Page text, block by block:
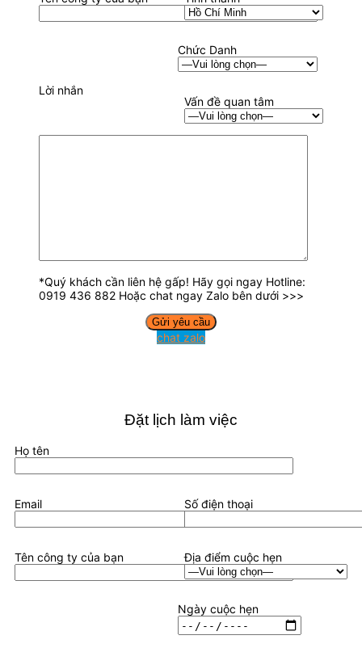
Chức Danh
Vấn đề quan tâm
Lời nhắn
*Quý khách cần liên hệ gấp! Hãy gọi ngay Hotline:
0919 436 882 Hoặc chat ngay Zalo bên dưới >>>
chat zalo
Đặt lịch làm việc
Họ tên
Email Số điện thoại
Tên công ty của bạn Địa điểm cuộc hẹn
Ngày cuộc hẹn